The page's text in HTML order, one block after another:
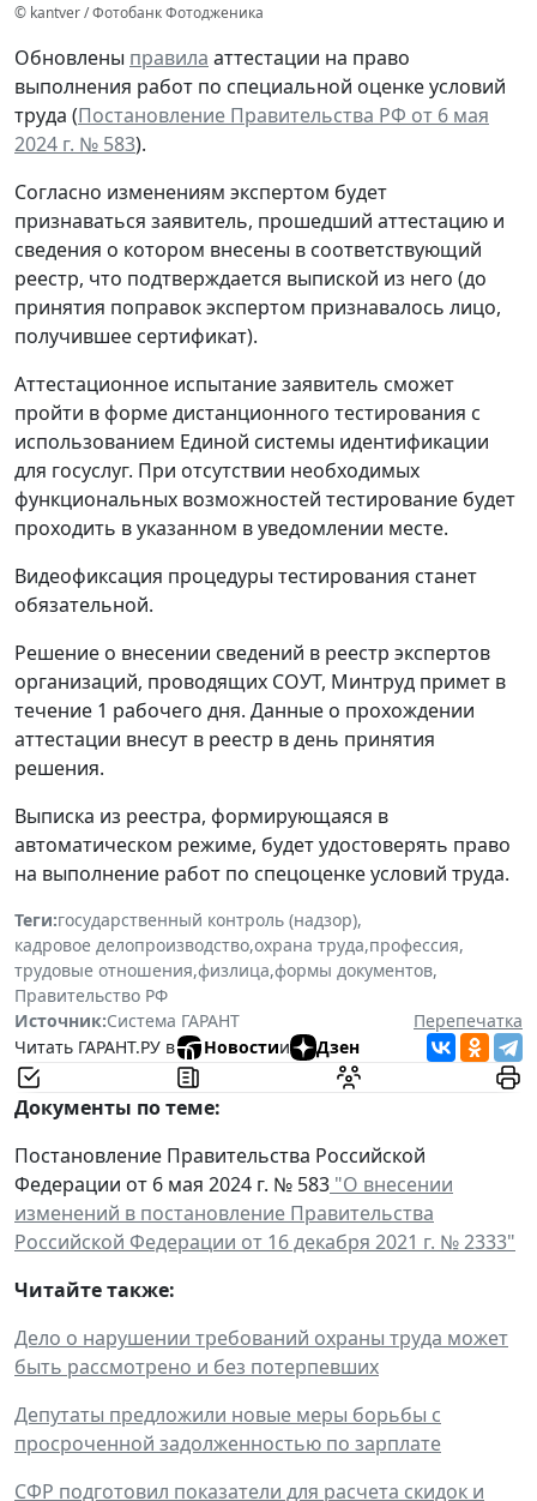
© kantver / Фотобанк Фотодженика
Обновлены правила аттестации на право
выполнения работ по специальной оценке условий
труда (Постановление Правительства РФ от 6 мая
2024 г. № 583).
Согласно изменениям экспертом будет
признаваться заявитель, прошедший аттестацию и
сведения о котором внесены в соответствующий
реестр, что подтверждается выпиской из него (до
принятия поправок экспертом признавалось лицо,
получившее сертификат).
Аттестационное испытание заявитель сможет
пройти в форме дистанционного тестирования с
использованием Единой системы идентификации
для госуслуг. При отсутствии необходимых
функциональных возможностей тестирование будет
проходить в указанном в уведомлении месте.
Видеофиксация процедуры тестирования станет
обязательной.
Решение о внесении сведений в реестр экспертов
организаций, проводящих СОУТ, Минтруд примет в
течение 1 рабочего дня. Данные о прохождении
аттестации внесут в реестр в день принятия
решения.
Выписка из реестра, формирующаяся в
автоматическом режиме, будет удостоверять право
на выполнение работ по спецоценке условий труда.
Теги:государственный контроль (надзор),
кадровое делопроизводство,охрана труда,профессия,
трудовые отношения,физлица,формы документов,
Правительство РФ
Источник:Система ГАРАНТ
Перепечатка
Читать ГАРАНТ.РУ в
Новостии Дзен
Документы по теме:
Постановление Правительства Российской
Федерации от 6 мая 2024 г. № 583 "О внесении
изменений в постановление Правительства
Российской Федерации от 16 декабря 2021 г. № 2333"
Читайте также:
Дело о нарушении требований охраны труда может
быть рассмотрено и без потерпевших
Депутаты предложили новые меры борьбы с
просроченной задолженностью по зарплате
СФР подготовил показатели для расчета скидок и